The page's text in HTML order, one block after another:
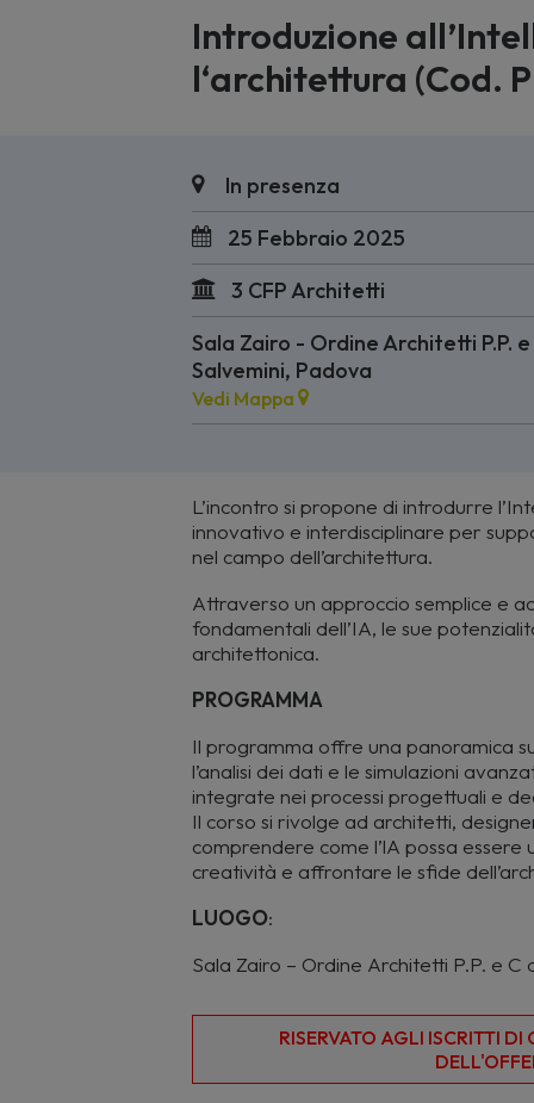
Introduzione
l‘architettura (Cod.
In presenza
25 Febbraio 2025
3 CFP Architetti
Sala Zairo - Ordine Architetti P.P.
Salvemini, Padova
Vedi Mappa
L’incontro si propone di introdurre
innovativo e interdisciplinare per
nel campo dell’architettura.
Attraverso un approccio semplice e
fondamentali dell’IA, le sue
architettonica.
PROGRAMMA
Il programma offre una panoramica
l’analisi dei dati e le simulazioni
integrate nei processi progettuali e
Il corso si rivolge ad architetti,
comprendere come l’lA possa
creatività e affrontare le sfide
LUOGO:
Sala Zairo – Ordine Architetti P.P. e
RISERVATO AGLI ISCRITTI